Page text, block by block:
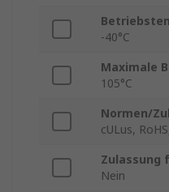
-40°C
Maximale
105°C
Normen/
cULus,
Zulassung
Nein